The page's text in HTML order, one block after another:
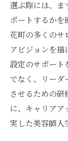
選ぶ際には、ま
ポートするか
花町の多くのサ
アビジョンを
設定のサポート
でなく、リーダ
させるための研
に、キャリア
実した美容師人